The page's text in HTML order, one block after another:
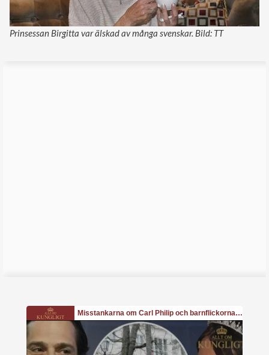
Prinsessan Birgitta var älskad av många svenskar. Bild: TT